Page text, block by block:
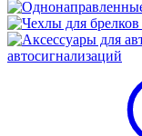
автосигнализаций